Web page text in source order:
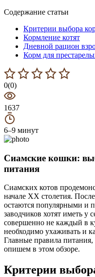
Содержание статьи
Критерии выбора
Кормление котят
Дневной рацион
Корм для
0(0)
1637
6–9 минут
Сиамские кошки:
питания
Сиамских котов
начале XX столетия.
остаются популярными и
заводчиков хотят иметь у
совершенно не каждый в
необходимо ухаживать и
Главные правила
опишем в этом обзоре.
Критерии